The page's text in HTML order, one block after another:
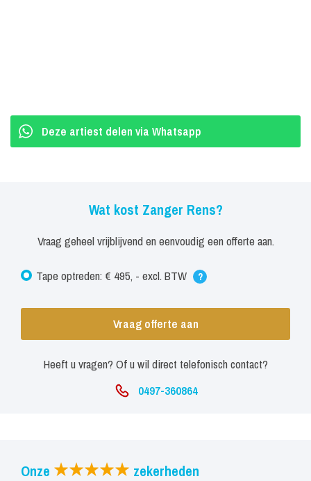
Zoek je een artiest die sfeer, humor en energie brengt? Zanger
Rens is inzetbaar voor onder andere: Feesten & partijen, Café &
schiet omhoog en het publiek zingt luidkeels mee.
te vergeten.
Deze artiest delen via Whatsapp
Wat kost Zanger Rens?
Vraag geheel vrijblijvend en eenvoudig een offerte aan.
Tape optreden: € 495, - excl. BTW ?
Vraag offerte aan
Heeft u vragen? Of u wil direct telefonisch contact?
0497-360864
Onze zekerheden